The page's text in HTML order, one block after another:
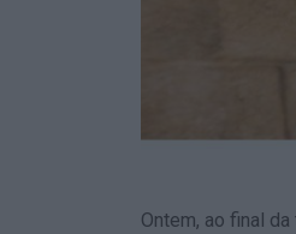
Ontem, ao final